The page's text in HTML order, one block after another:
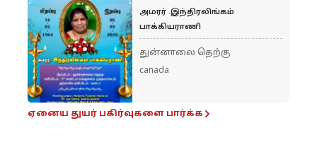
அமரர் .இந்திரலிங்கம்
பாக்கியராணி
துன்னாலை தெற்கு
canada
ஏனைய துயர் பகிர்வுகளை பார்க்க